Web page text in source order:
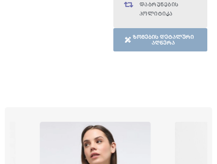
დაბრუნების
პოლიტიკა
ზომების დეტალური
აღწერა